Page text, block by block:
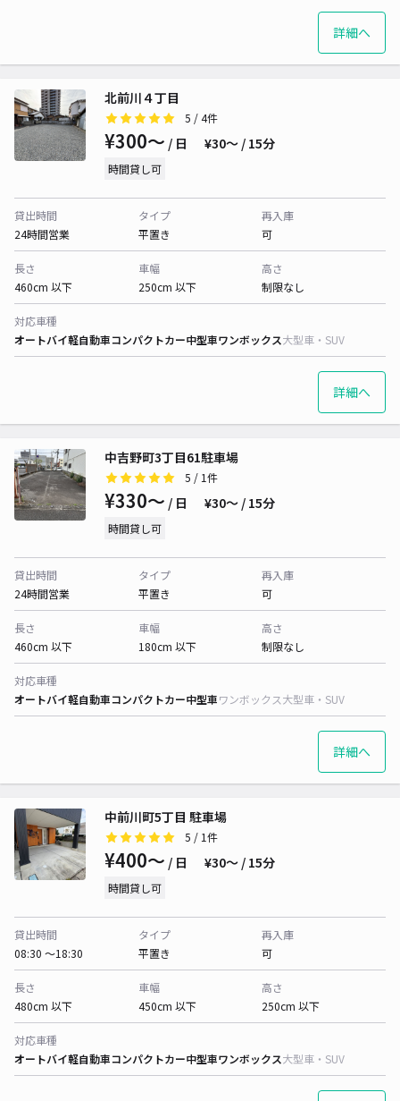
詳細へ
北前川４丁目
5 / 4件
¥300〜 / 日 ¥30〜 / 15分
時間貸し可
貸出時間
24時間営業
タイプ
平置き
再入庫
可
長さ
460cm 以下
車幅
250cm 以下
高さ
制限なし
対応車種
オートバイ軽自動車コンパクトカー中型車ワンボックス大型車・SUV
詳細へ
中吉野町3丁目61駐車場
5 / 1件
¥330〜 / 日 ¥30〜 / 15分
時間貸し可
貸出時間
24時間営業
タイプ
平置き
再入庫
可
長さ
460cm 以下
車幅
180cm 以下
高さ
制限なし
対応車種
オートバイ軽自動車コンパクトカー中型車ワンボックス大型車・SUV
詳細へ
中前川町5丁目 駐車場
5 / 1件
¥400〜 / 日 ¥30〜 / 15分
時間貸し可
貸出時間
08:30 〜18:30
タイプ
平置き
再入庫
可
長さ
480cm 以下
車幅
450cm 以下
高さ
250cm 以下
対応車種
オートバイ軽自動車コンパクトカー中型車ワンボックス大型車・SUV